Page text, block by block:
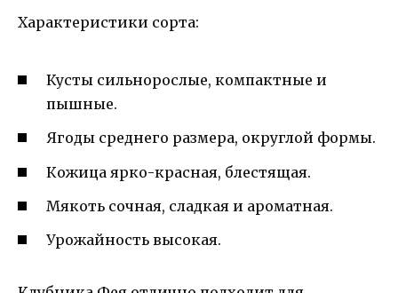
Характеристики сорта:
Кусты сильнорослые, компактные и
пышные.
Ягоды среднего размера, округлой формы.
Кожица ярко-красная, блестящая.
Мякоть сочная, сладкая и ароматная.
Урожайность высокая.